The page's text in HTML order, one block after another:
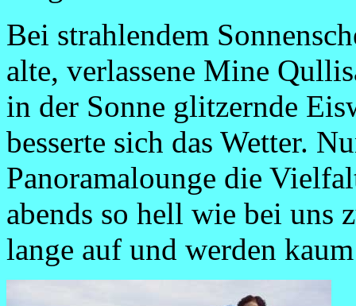
Bei strahlendem
alte, verlassene Mine
in der Sonne glitzernde
besserte sich das Wetter.
Panoramalounge die
abends so hell wie bei uns
lange auf und werden